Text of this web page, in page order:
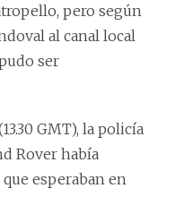
pero según
al canal local
ser
GMT), la policía
Rover había
esperaban en